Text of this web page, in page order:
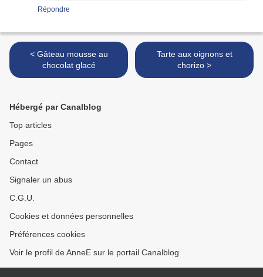
Répondre
< Gâteau mousse au
chocolat glacé
Tarte aux oignons et
chorizo >
Hébergé par Canalblog
Top articles
Pages
Contact
Signaler un abus
C.G.U.
Cookies et données personnelles
Préférences cookies
Voir le profil de AnneE sur le portail Canalblog